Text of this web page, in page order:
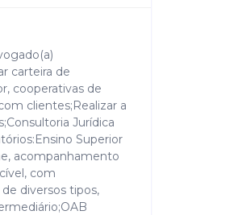
carteira de
cooperativas de
clientes;Realizar a
Jurídica
Superior
acompanhamento
com
diversos tipos,